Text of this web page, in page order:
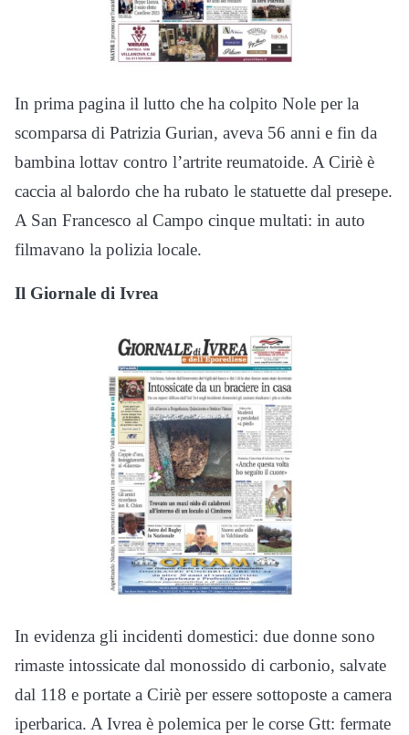
In prima pagina il lutto che ha colpito Nole per la
scomparsa di Patrizia Gurian, aveva 56 anni e fin da
bambina lottav contro l’artrite reumatoide. A Ciriè è
caccia al balordo che ha rubato le statuette dal presepe.
A San Francesco al Campo cinque multati: in auto
filmavano la polizia locale.
Il Giornale di Ivrea
In evidenza gli incidenti domestici: due donne sono
rimaste intossicate dal monossido di carbonio, salvate
dal 118 e portate a Ciriè per essere sottoposte a camera
iperbarica. A Ivrea è polemica per le corse Gtt: fermate